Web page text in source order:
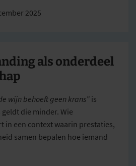
2025
als onderdeel
wijn behoeft geen krans” is
die minder. Wie
in een context waarin prestaties,
samen bepalen hoe iemand